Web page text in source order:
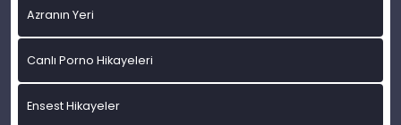
Azranın Yeri
Canlı Porno Hikayeleri
Ensest Hikayeler